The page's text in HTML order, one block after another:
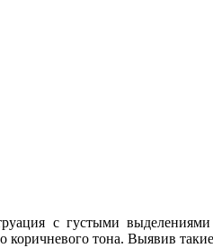
с густыми
тона. Выявив